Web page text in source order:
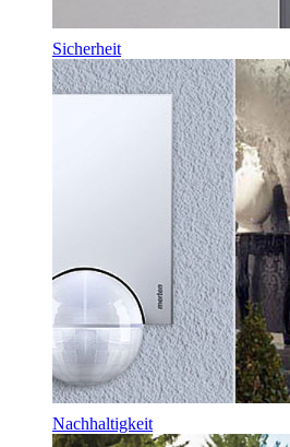
Sicherheit
Nachhaltigkeit